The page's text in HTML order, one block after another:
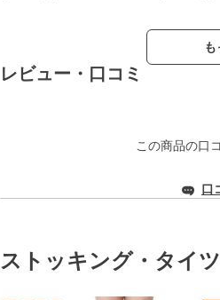
も
レビュー・口コミ
この商品の口
口
ストッキング・タイ